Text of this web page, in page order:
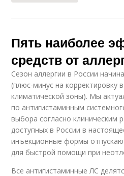
Пять наиболее
средств от
Сезон аллергии в России
(плюс-минус на корректировку
климатической зоны). Мы
по антигистаминным
выбора согласно клиническим
доступных в России в
инъекционные формы
для быстрой помощи при
Все антигистаминные ЛС